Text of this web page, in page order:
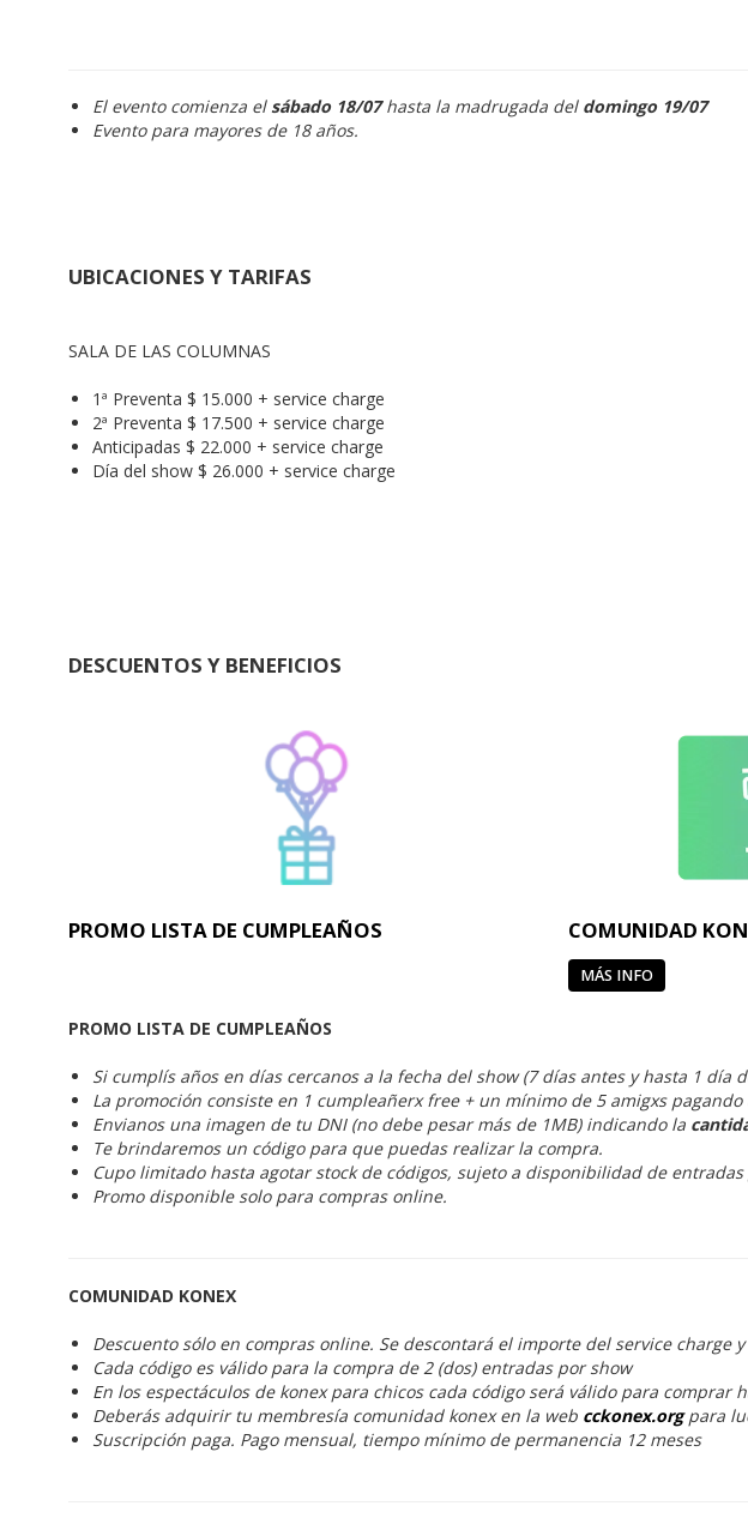
El evento comienza el sábado 18/07 hasta la madrugada del domingo 19/07
Evento para mayores de 18 años.
UBICACIONES Y TARIFAS
SALA DE LAS COLUMNAS
1ª Preventa $ 15.000 + service charge
2ª Preventa $ 17.500 + service charge
Anticipadas $ 22.000 + service charge
Día del show $ 26.000 + service charge
DESCUENTOS Y BENEFICIOS
PROMO LISTA DE CUMPLEAÑOS COMUNIDAD
MÁS INFO
PROMO LISTA DE CUMPLEAÑOS
Si cumplís años en días cercanos a la fecha del show (7 días antes y hasta 1 día
La promoción consiste en 1 cumpleañerx free + un mínimo de 5 amigxs
Envianos una imagen de tu DNI (no debe pesar más de 1MB) indicando la
Te brindaremos un código para que puedas realizar la compra.
Cupo limitado hasta agotar stock de códigos, sujeto a disponibilidad de entradas
Promo disponible solo para compras online.
COMUNIDAD KONEX
Descuento sólo en compras online. Se descontará el importe del service charge
Cada código es válido para la compra de 2 (dos) entradas por show
En los espectáculos de konex para chicos cada código será válido para comprar
Deberás adquirir tu membresía comunidad konex en la web cckonex.org para
Suscripción paga. Pago mensual, tiempo mínimo de permanencia 12 meses